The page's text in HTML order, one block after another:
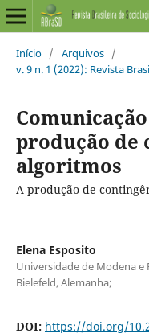
Início / Arquivos /
v. 9 n. 1 (2022): Revista
produção de
algoritmos
A produção de
Elena Esposito
Universidade de Modena e
Bielefeld, Alemanha;
DOI: https://doi.org/